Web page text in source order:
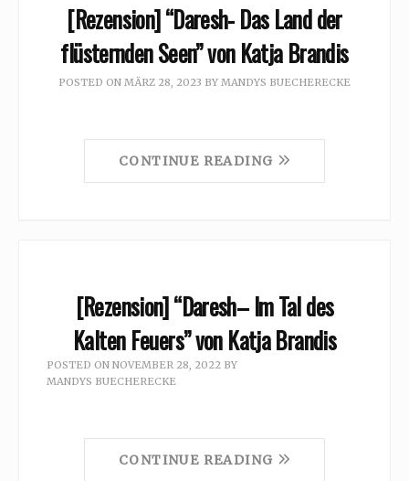
[Rezension] “Daresh- Das Land der
flüsternden Seen” von Katja Brandis
POSTED ON MÄRZ 28, 2023 BY MANDYS BUECHERECKE
CONTINUE READING
[Rezension] “Daresh– Im Tal des
Kalten Feuers” von Katja Brandis
POSTED ON NOVEMBER 28, 2022 BY
MANDYS BUECHERECKE
CONTINUE READING